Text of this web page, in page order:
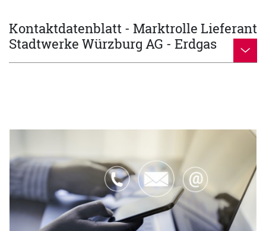
Kontaktdatenblatt - Marktrolle Lieferant
Stadtwerke Würzburg AG - Erdgas